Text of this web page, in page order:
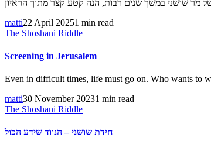
matti22 April 20251 min read
The Shoshani Riddle
Screening in Jerusalem
Even in difficult times, life must go on. Who wants to
matti30 November 20231 min read
The Shoshani Riddle
חידת שושני – הנווד שידע הכול